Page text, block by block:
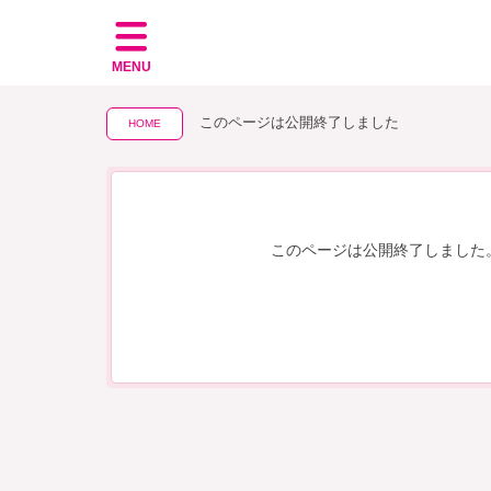
MENU
HOME このページは公開終了しました
このページは公開終了しました